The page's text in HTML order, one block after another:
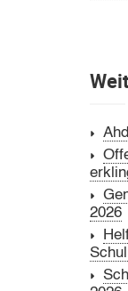
2026